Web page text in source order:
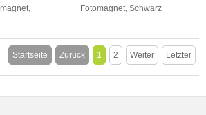
Fotomagnet, Schwarz
Startseite Zurück 1 2 Weiter Letzter